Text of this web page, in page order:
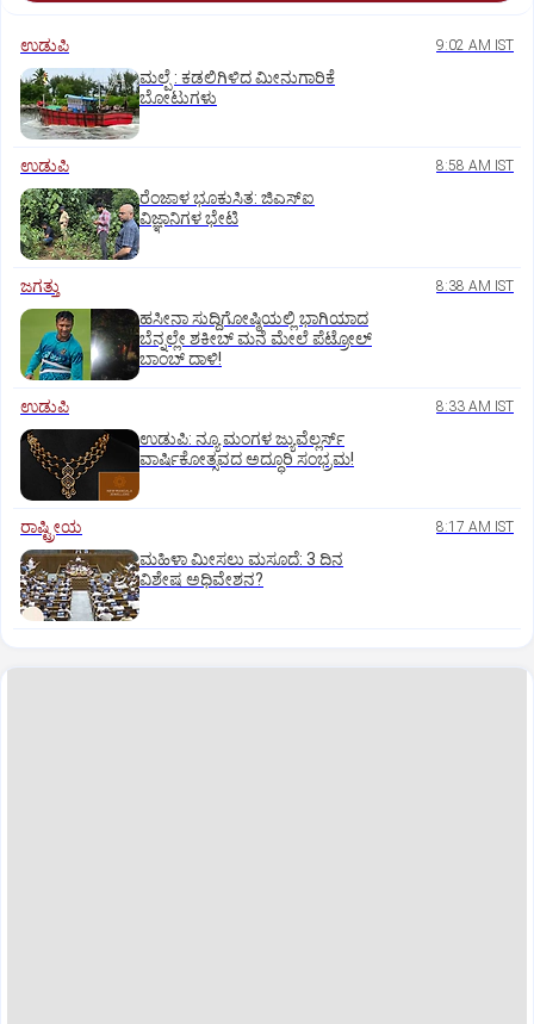
ಉಡುಪಿ 9:02 AM IST
ಮಲ್ಪೆ : ಕಡಲಿಗಿಳಿದ ಮೀನುಗಾರಿಕೆ
ಬೋಟುಗಳು
ಉಡುಪಿ 8:58 AM IST
ರೆಂಜಾಳ ಭೂಕುಸಿತ: ಜಿಎಸ್‌ಐ
ವಿಜ್ಞಾನಿಗಳ ಭೇಟಿ
ಜಗತ್ತು 8:38 AM IST
ಹಸೀನಾ ಸುದ್ದಿಗೋಷ್ಠಿಯಲ್ಲಿ ಭಾಗಿಯಾದ
ಬೆನ್ನಲ್ಲೇ ಶಕೀಬ್ ಮನೆ ಮೇಲೆ ಪೆಟ್ರೋಲ್
ಬಾಂಬ್ ದಾಳಿ!
ಉಡುಪಿ 8:33 AM IST
ಉಡುಪಿ: ನ್ಯೂ ಮಂಗಳ ಜ್ಯುವೆಲ್ಲರ್ಸ್
ವಾರ್ಷಿಕೋತ್ಸವದ ಅದ್ಧೂರಿ ಸಂಭ್ರಮ!
ರಾಷ್ಟ್ರೀಯ 8:17 AM IST
ಮಹಿಳಾ ಮೀಸಲು ಮಸೂದೆ: 3 ದಿನ
ವಿಶೇಷ ಅಧಿವೇಶನ?